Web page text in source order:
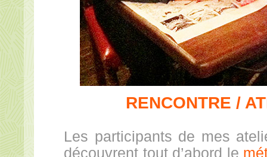
RENCONTRE /
Les participants de mes
découvrent tout d’abord le